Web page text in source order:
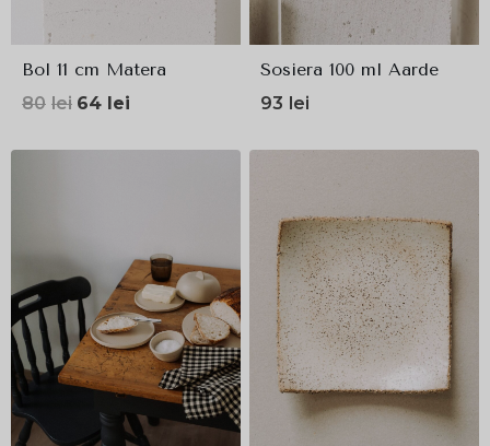
Bol 11 cm Matera
80 lei Prețul
64 lei
Sosiera 100 ml Aarde
93 lei